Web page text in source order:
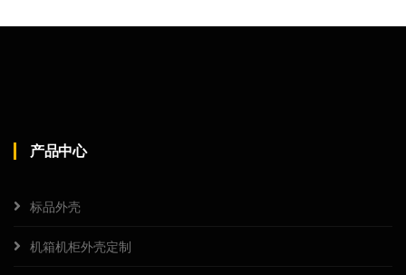
产品中心
标品外壳
机箱机柜外壳定制